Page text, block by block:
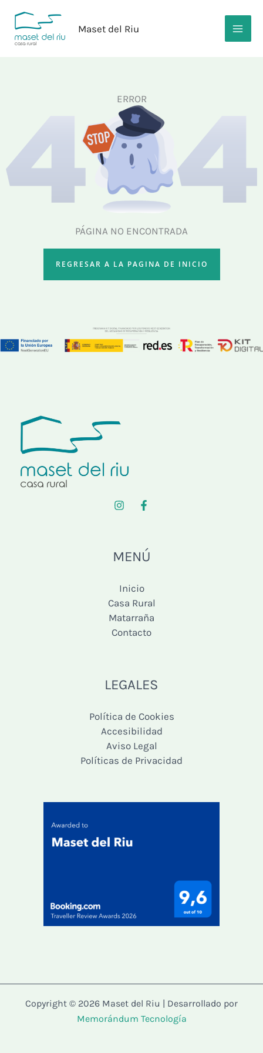
contenido
Maset del Riu
ERROR
PÁGINA NO ENCONTRADA
REGRESAR A LA PAGINA DE INICIO
MENÚ
Inicio
Casa Rural
Matarraña
Contacto
LEGALES
Política de Cookies
Accesibilidad
Aviso Legal
Políticas de Privacidad
Copyright © 2026 Maset del Riu | Desarrollado por
Memorándum Tecnología